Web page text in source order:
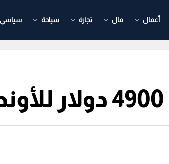
أعمال مال تجارة سياحة سياسي